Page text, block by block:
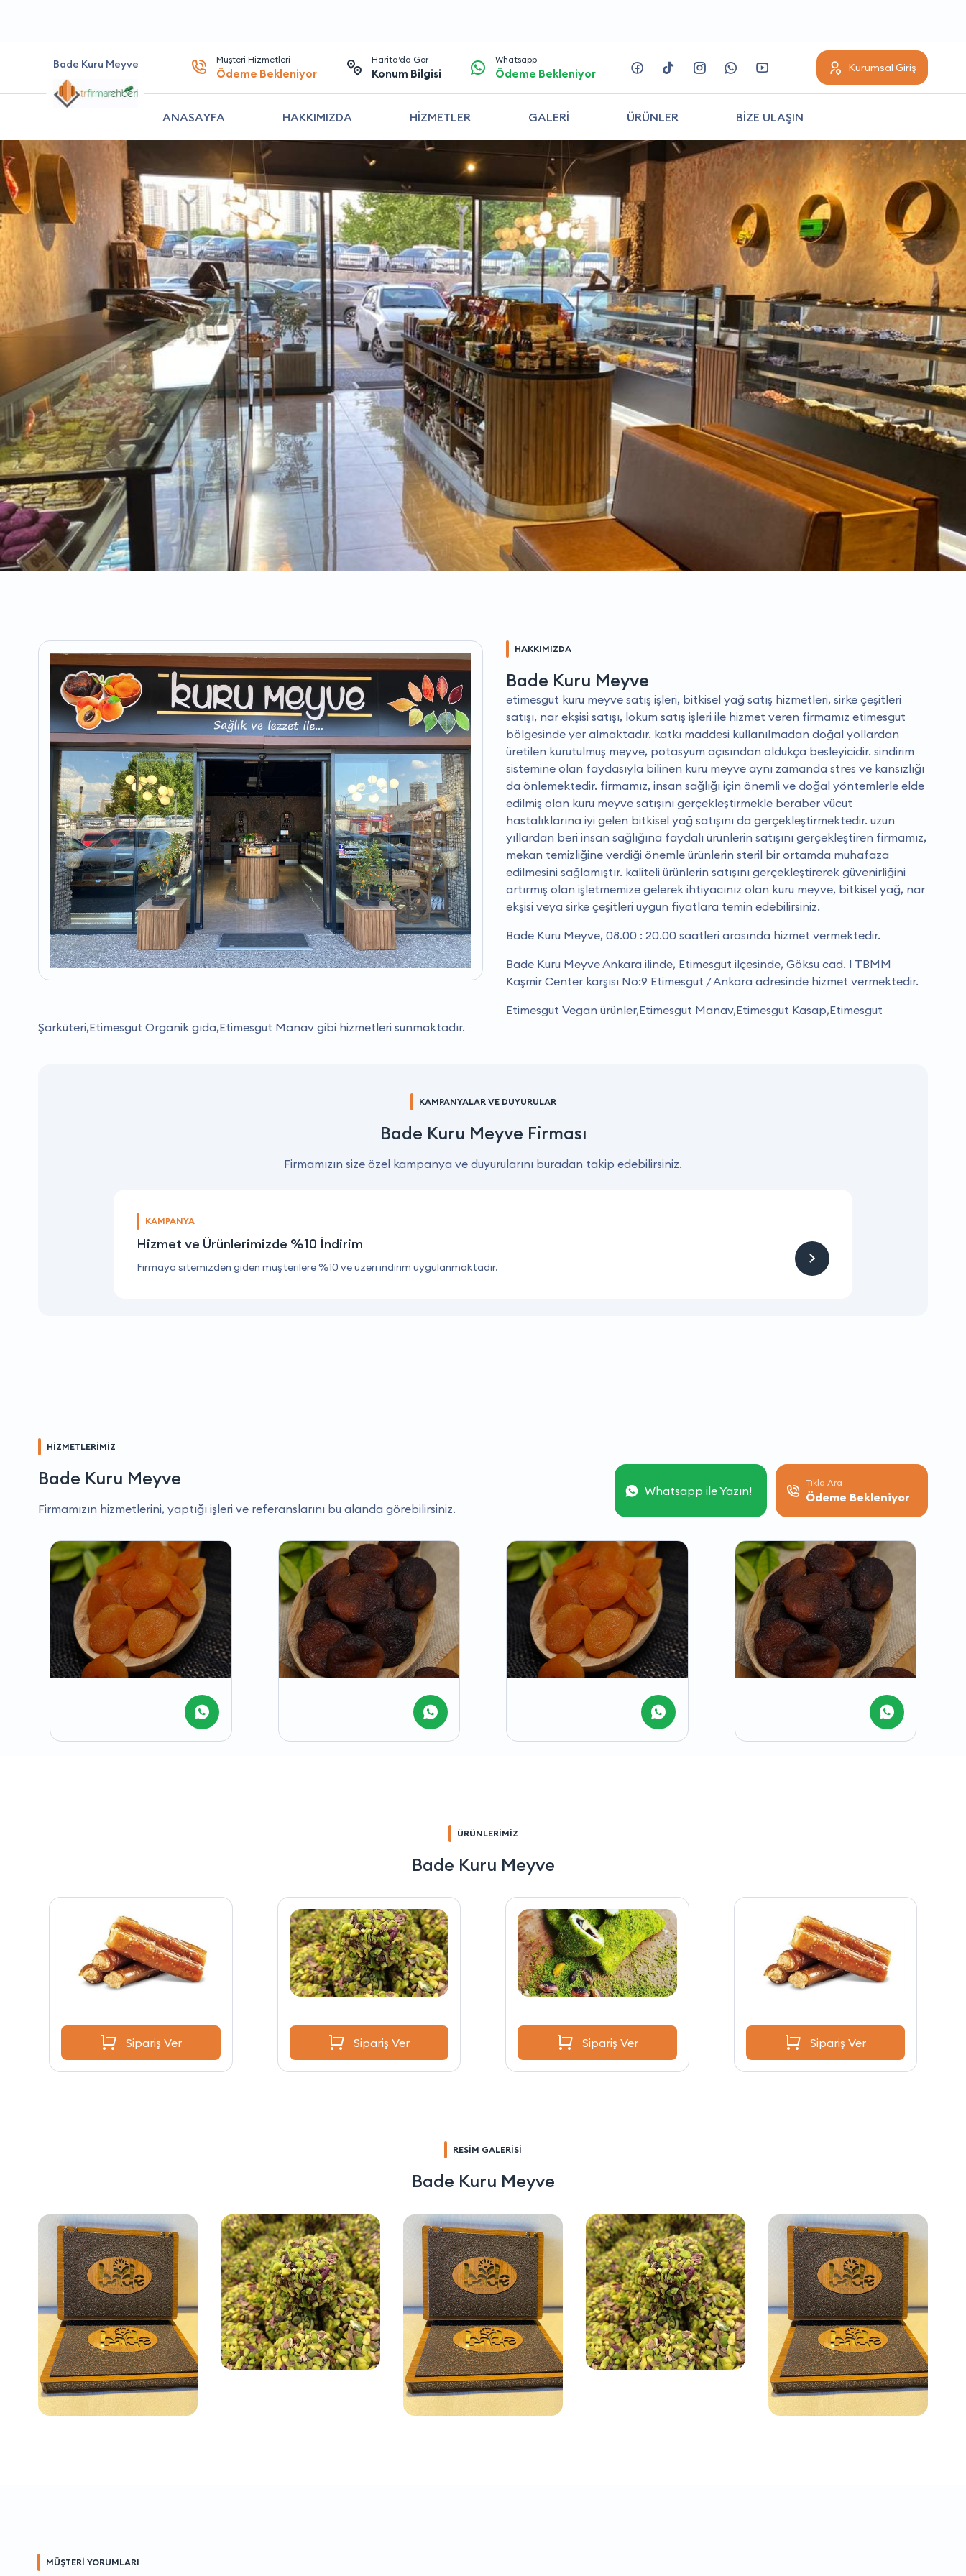
Bade Kuru Meyve Müşteri Hizmetleri
Ödeme Bekleniyor
Harita’da Gör
Konum Bilgisi
Whatsapp
Ödeme Bekleniyor Kurumsal Giriş
ANASAYFA HAKKIMIZDA HİZMETLER GALERİ ÜRÜNLER BİZE ULAŞIN
HAKKIMIZDA
Bade Kuru Meyve
etimesgut kuru meyve satış işleri, bitkisel yağ satış hizmetleri, sirke çeşitleri
satışı, nar ekşisi satışı, lokum satış işleri ile hizmet veren firmamız etimesgut
bölgesinde yer almaktadır. katkı maddesi kullanılmadan doğal yollardan
üretilen kurutulmuş meyve, potasyum açısından oldukça besleyicidir. sindirim
sistemine olan faydasıyla bilinen kuru meyve aynı zamanda stres ve kansızlığı
da önlemektedir. firmamız, insan sağlığı için önemli ve doğal yöntemlerle elde
edilmiş olan kuru meyve satışını gerçekleştirmekle beraber vücut
hastalıklarına iyi gelen bitkisel yağ satışını da gerçekleştirmektedir. uzun
yıllardan beri insan sağlığına faydalı ürünlerin satışını gerçekleştiren firmamız,
mekan temizliğine verdiği önemle ürünlerin steril bir ortamda muhafaza
edilmesini sağlamıştır. kaliteli ürünlerin satışını gerçekleştirerek güvenirliğini
artırmış olan işletmemize gelerek ihtiyacınız olan kuru meyve, bitkisel yağ, nar
ekşisi veya sirke çeşitleri uygun fiyatlara temin edebilirsiniz.
Bade Kuru Meyve, 08.00 : 20.00 saatleri arasında hizmet vermektedir.
Bade Kuru Meyve Ankara ilinde, Etimesgut ilçesinde, Göksu cad. I TBMM
Kaşmir Center karşısı No:9 Etimesgut / Ankara adresinde hizmet vermektedir.
Etimesgut Vegan ürünler,Etimesgut Manav,Etimesgut Kasap,Etimesgut
Şarküteri,Etimesgut Organik gıda,Etimesgut Manav gibi hizmetleri sunmaktadır.
KAMPANYALAR VE DUYURULAR
Bade Kuru Meyve Firması
Firmamızın size özel kampanya ve duyurularını buradan takip edebilirsiniz.
KAMPANYA
Hizmet ve Ürünlerimizde %10 İndirim
Firmaya sitemizden giden müşterilere %10 ve üzeri indirim uygulanmaktadır.
HİZMETLERİMİZ
Bade Kuru Meyve
Firmamızın hizmetlerini, yaptığı işleri ve referanslarını bu alanda görebilirsiniz.
Whatsapp ile Yazın!
Tıkla Ara
Ödeme Bekleniyor
ÜRÜNLERİMİZ
Bade Kuru Meyve
Sipariş Ver Sipariş Ver Sipariş Ver Sipariş Ver
RESİM GALERİSİ
Bade Kuru Meyve
MÜŞTERİ YORUMLARI